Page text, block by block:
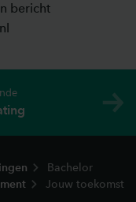
bericht
Bachelor
Jouw toekomst